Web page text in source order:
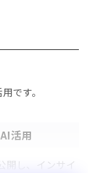
です。
活用
開し、インサイ